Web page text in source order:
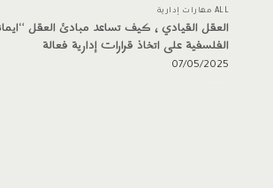
ALL مهارات إدارية
العقل القيادي ، كيف تساعد مبادئ العقل
الفلسفية على اتخاذ قرارات إدارية فعالة
07/05/2025